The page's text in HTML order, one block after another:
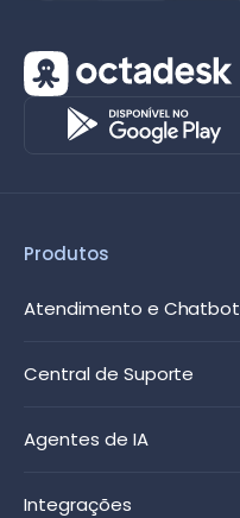
Produtos
Atendimento e Chatbot
Central de Suporte
Agentes de IA
Integrações